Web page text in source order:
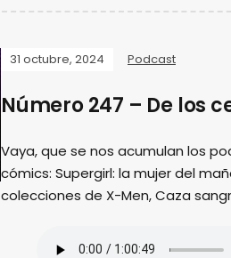
31 octubre, 2024 Podcast
Número 247 – De los
Vaya, que se nos acumulan los
cómics: Supergirl: la mujer del
colecciones de X-Men, Caza